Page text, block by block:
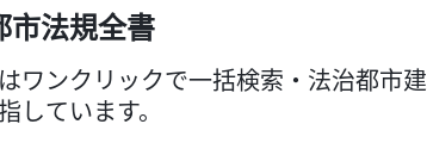
市法規全書
はワンクリックで一括検索・法治都市建
しています。